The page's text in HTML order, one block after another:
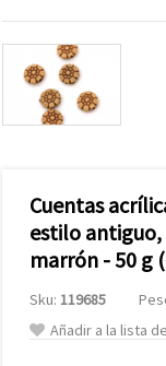
Cuentas
estilo antiguo,
marrón - 50 g
Sku: 119685
Añadir a la lista